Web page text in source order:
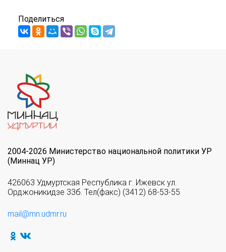
Поделиться
2004-2026 Министерство национальной политики УР
(Миннац УР)
426063 Удмуртская Республика г. Ижевск ул.
Орджоникидзе 33б. Тел(факс) (3412) 68-53-55
mail@mn.udmr.ru